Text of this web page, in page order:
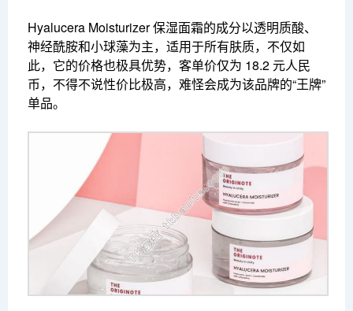
Hyalucera Moisturizer 保湿面霜的成分以透明质酸、
神经酰胺和小球藻为主，适用于所有肤质，不仅如
此，它的价格也极具优势，客单价仅为 18.2 元人民
币，不得不说性价比极高，难怪会成为该品牌的“王牌”
单品。